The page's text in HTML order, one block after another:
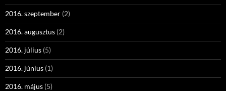
2016. szeptember (2)
2016. augusztus (2)
2016. július (5)
2016. június (1)
2016. május (5)